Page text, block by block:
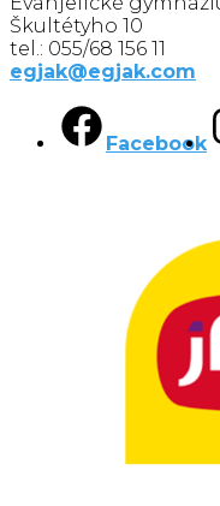
Škultétyho 10
tel.: 055/68 156 11
egjak@egjak.com
Facebook